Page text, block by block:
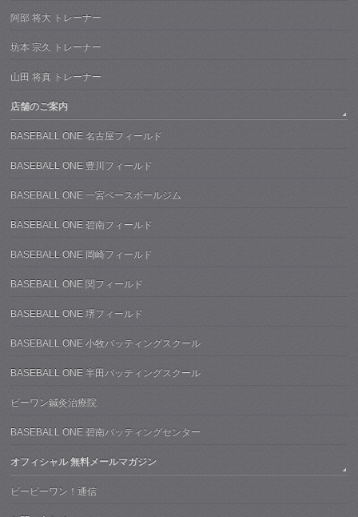
阿部 将大 トレーナー
坊本 宗久 トレーナー
山田 将真 トレーナー
店舗のご案内
BASEBALL ONE 名古屋フィールド
BASEBALL ONE 豊川フィールド
BASEBALL ONE 一宮ベースボールジム
BASEBALL ONE 碧南フィールド
BASEBALL ONE 岡崎フィールド
BASEBALL ONE 関フィールド
BASEBALL ONE 堺フィールド
BASEBALL ONE 小牧バッティングスクール
BASEBALL ONE 半田バッティングスクール
ビーワン鍼灸治療院
BASEBALL ONE 碧南バッティングセンター
オフィシャル 無料メールマガジン
ビービーワン！通信